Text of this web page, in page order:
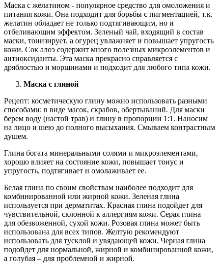
Маска с желатином - популярное средство для омоложения и
питания кожи. Она подходит для борьбы с пигментацией, т.к.
желатин обладает не только подтягивающим, но и
отбеливающим эффектом. Зеленый чай, входящий в состав
маски, тонизирует, а огурец увлажняет и повышает упругость
кожи. Сок алоэ содержит много полезных микроэлементов и
антиоксиданты. Эта маска прекрасно справляется с
дряблостью и морщинами и подходит для любого типа кожи.
Маска с глиной
Рецепт: косметическую глину можно использовать разными
способами: в виде масок, скрабов, обертываний. Для маски
берем воду (настой трав) и глину в пропорции 1:1. Наносим
на лицо и шею до полного высыхания. Смываем контрастным
душем.
Глина богата минеральными солями и микроэлементами,
хорошо влияет на состояние кожи, повышает тонус и
упругость, подтягивает и омолаживает ее.
Белая глина по своим свойствам наиболее подходит для
комбинированной или жирной кожи. Зеленая глина
используется при дерматитах. Красная глина подойдет для
чувствительной, склонной к аллергиям кожи. Серая глина –
для обезвоженной, сухой кожи. Розовая глина может быть
использована для всех типов. Желтую рекомендуют
использовать для тусклой и увядающей кожи. Черная глина
подойдет для нормальной, жирной и комбинированной кожи,
а голубая – для проблемной и жирной.